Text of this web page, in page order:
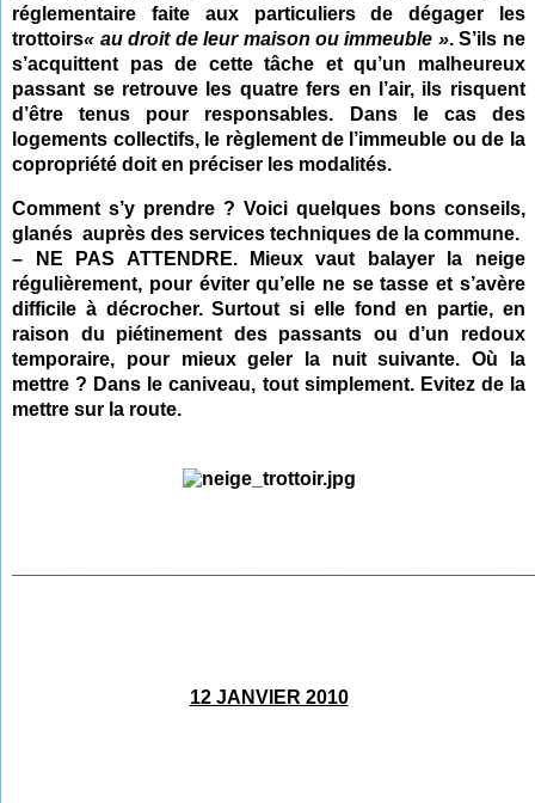
réglementaire faite aux particuliers de dégager les
trottoirs« au droit de leur maison ou immeuble ». S’ils ne
s’acquittent pas de cette tâche et qu’un malheureux
passant se retrouve les quatre fers en l’air, ils risquent
d’être tenus pour responsables. Dans le cas des
logements collectifs, le règlement de l’immeuble ou de la
copropriété doit en préciser les modalités.
Comment s’y prendre ? Voici quelques bons conseils,
glanés auprès des services techniques de la commune.
– NE PAS ATTENDRE.
Mieux vaut balayer la neige
régulièrement, pour éviter qu’elle ne se tasse et s’avère
difficile à décrocher. Surtout si elle fond en partie, en
raison du piétinement des passants ou d’un redoux
temporaire, pour mieux geler la nuit suivante. Où la
mettre ? Dans le caniveau, tout simplement. Evitezde la
mettre sur la route.
12 JANVIER 2010